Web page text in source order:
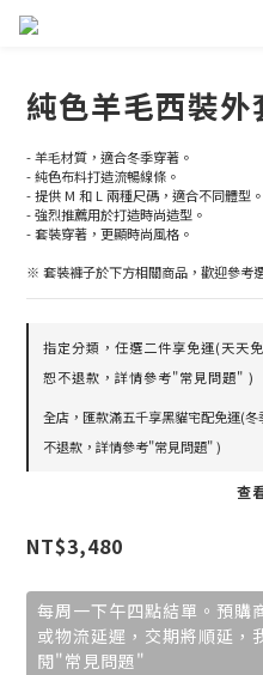
純色羊毛西裝外
- 羊毛材質，適合冬季穿著。
- 純色布料打造流暢線條。
- 提供 M 和 L 兩種尺碼，適合不同體型。
- 強烈推薦用於打造時尚造型。
- 套裝穿著，更顯時尚風格。
※ 套裝褲子於下方相關商品，歡迎參考
指定分類，任選二件享免運(天天
恕不退款，詳情參考"常見問題" )
全店，匯款滿五千享黑貓宅配免運(
不退款，詳情參考"常見問題" )
查
NT$3,480
每周一下午四點結單。預購
或物流延遲，交期將順延，
閱"常見問題"